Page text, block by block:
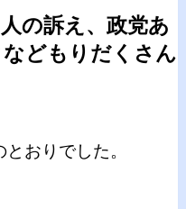
の訴え、政党あ
どもりだくさん
おりでした。